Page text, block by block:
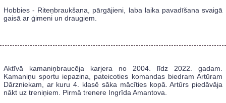
Hobbies - Riteņbraukšana, pārgājieni, laba laika pavadīšana svaigā
gaisā ar ģimeni un draugiem.
Aktīvā kamaniņbraucēja karjera no 2004. līdz 2022. gadam.
Kamaniņu sportu iepazina, pateicoties komandas biedram Artūram
Dārzniekam, ar kuru 4. klasē sāka mācīties kopā. Artūrs piedāvāja
nākt uz treniņiem. Pirmā trenere Ingrīda Amantova.